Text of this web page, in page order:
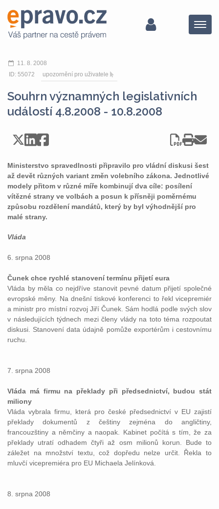
Menu
11. 8. 2008
ID: 55072
upozornění pro uživatele
Souhrn významných legislativních
událostí 4.8.2008 - 10.8.2008
Ministerstvo spravedlnosti připravilo pro vládní diskusi šest
až devět různých variant změn volebního zákona. Jednotlivé
modely přitom v různé míře kombinují dva cíle: posílení
vítězné strany ve volbách a posun k přísněji poměrnému
způsobu rozdělení mandátů, který by byl výhodnější pro
malé strany.
Vláda
6. srpna 2008
Čunek chce rychlé stanovení termínu přijetí eura
Vláda by měla co nejdříve stanovit pevné datum přijetí společné
evropské měny. Na dnešní tiskové konferenci to řekl vicepremiér
a ministr pro místní rozvoj Jiří Čunek. Sám hodlá podle svých slov
v následujících týdnech mezi členy vlády na toto téma rozpoutat
diskusi. Stanovení data údajně pomůže exportérům i cestovnímu
ruchu.
7. srpna 2008
Vláda má firmu na překlady při předsednictví, budou stát
miliony
Vláda vybrala firmu, která pro české předsednictví v EU zajistí
překlady dokumentů z češtiny zejména do angličtiny,
francouzštiny a němčiny a naopak. Kabinet počítá s tím, že za
překlady utratí odhadem čtyři až osm milionů korun. Bude to
záležet na množství textu, což dopředu nelze určit. Řekla to
mluvčí vicepremiéra pro EU Michaela Jelínková.
8. srpna 2008